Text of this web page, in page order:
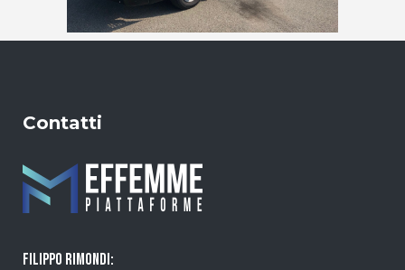
Contatti
FILIPPO RIMONDI: